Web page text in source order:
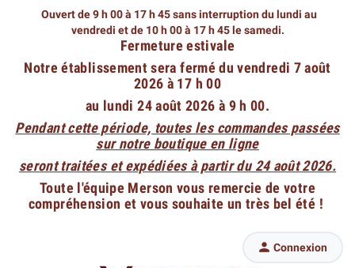
Ouvert de 9 h 00 à 17 h 45 sans interruption du lundi au
vendredi et de 10 h 00 à 17 h 45 le samedi.
Fermeture estivale
Notre établissement sera fermé du vendredi 7 août
2026 à 17 h 00
au lundi 24 août 2026 à 9 h 00.
Pendant cette période, toutes les commandes passées
sur notre boutique en ligne
seront traitées et expédiées à partir du 24 août 2026.
Toute l'équipe Merson vous remercie de votre
compréhension et vous souhaite un très bel été !
 Connexion